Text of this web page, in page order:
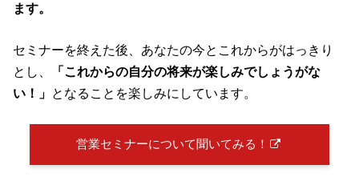
ます。
セミナーを終えた後、あなたの今とこれからがはっきり
とし、
「これからの自分の将来が楽しみでしょうがな
い！」 となることを楽しみにしています。
営業セミナーについて聞いてみる！